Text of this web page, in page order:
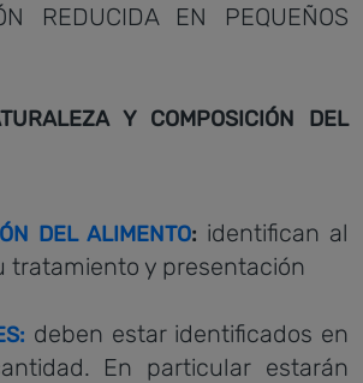
REDUCIDA EN PEQUEÑOS
Y COMPOSICIÓN DEL
DEL ALIMENTO: identifican al
tratamiento y presentación
deben estar identificados en
En particular estarán